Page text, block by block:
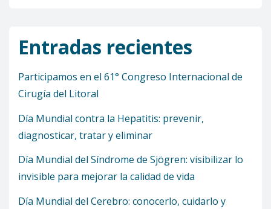
Entradas recientes
Participamos en el 61° Congreso Internacional de
Cirugía del Litoral
Día Mundial contra la Hepatitis: prevenir,
diagnosticar, tratar y eliminar
Día Mundial del Síndrome de Sjögren: visibilizar lo
invisible para mejorar la calidad de vida
Día Mundial del Cerebro: conocerlo, cuidarlo y